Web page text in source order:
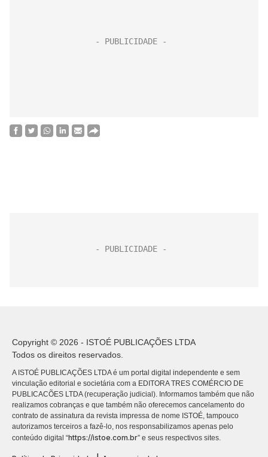
Copyright © 2026 - ISTOÉ PUBLICAÇÕES LTDA
Todos os direitos reservados.
A ISTOÉ PUBLICAÇÕES LTDA é um portal digital independente e sem
vinculação editorial e societária com a EDITORA TRES COMÉRCIO DE
PUBLICACÕES LTDA (recuperação judicial). Informamos também que não
realizamos cobranças e que também não oferecemos cancelamento do
contrato de assinatura da revista impressa de nome ISTOÉ, tampouco
autorizamos terceiros a fazê-lo, nos responsabilizamos apenas pelo
conteúdo digital “https://istoe.com.br” e seus respectivos sites.